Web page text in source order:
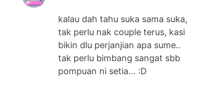
kalau dah tahu suka sama suka,
tak perlu nak couple terus, kasi
bikin dlu perjanjian apa sume..
tak perlu bimbang sangat sbb
pompuan ni setia… :D